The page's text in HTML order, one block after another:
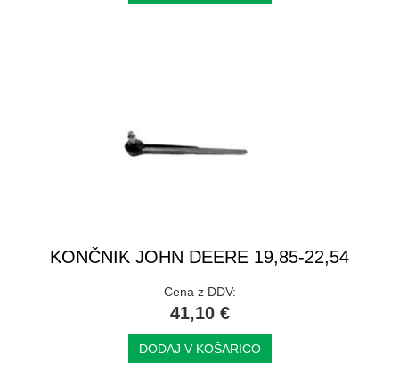
KONČNIK JOHN DEERE 19,85-22,54
Cena z DDV:
41,10 €
DODAJ V KOŠARICO